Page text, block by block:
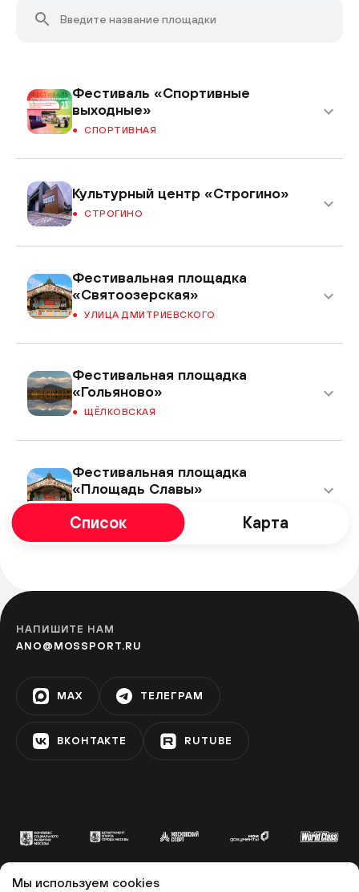
Фестиваль «Спортивные
выходные»
СПОРТИВНАЯ
Культурный центр «Строгино»
СТРОГИНО
Фестивальная площадка
«Святоозерская»
УЛИЦА ДМИТРИЕВСКОГО
Фестивальная площадка
«Гольяново»
ЩЁЛКОВСКАЯ
Фестивальная площадка
«Площадь Славы»
ЗЯБЛИКОВО
Фестивальная площадка на
бульваре Дмитрия Донского
Список Карта
НАПИШИТЕ НАМ
ANO@MOSSPORT.RU
MAX ТЕЛЕГРАМ
ВКОНТАКТЕ RUTUBE
Мы используем cookies